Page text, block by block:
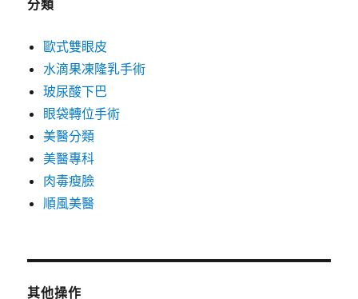
分類
歐式雙眼皮
水滴果凍隆乳手術
玻尿酸下巴
眼袋轉位手術
美醫分類
美醫專科
肉毒瘦臉
順風美醫
其他操作